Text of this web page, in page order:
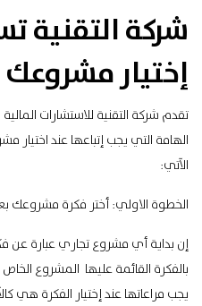
شركة التقنية
إختيار مشروعك
تقدم شركة التقنية للاستشارات
الهامة التي يجب إتباعها عند
الآتي:
الخطوة الاولي: أختر فكرة مشروعك
إن بداية أي مشروع تجاري عبارة عن
بالفكرة القائمة عليها المشروع
يجب مراعاتها عند إختيار الفكرة هي